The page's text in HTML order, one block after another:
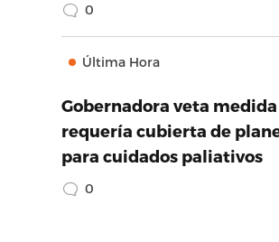
0
Última Hora
Gobernadora veta
requería cubierta de
para cuidados paliativos
0